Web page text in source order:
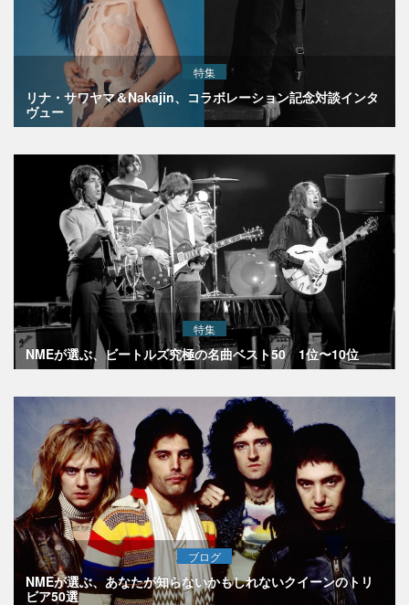
特集
リナ・サワヤマ＆Nakajin、コラボレーション記念対談インタ
ヴュー
特集
NMEが選ぶ、ビートルズ究極の名曲ベスト50 1位〜10位
ブログ
NMEが選ぶ、あなたが知らないかもしれないクイーンのトリ
ビア50選